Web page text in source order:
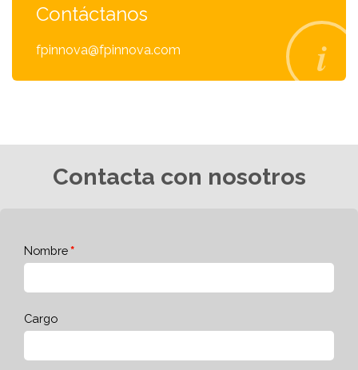
Contáctanos
fpinnova@fpinnova.com
Contacta con nosotros
Nombre
Cargo